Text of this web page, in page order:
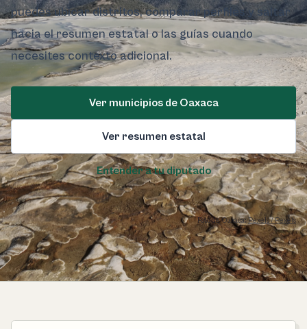
puedes ubicar distritos, comparar perfiles y saltar
hacia el resumen estatal o las guías cuando
necesites contexto adicional.
Ver municipios de Oaxaca
Ver resumen estatal
Entender a tu diputado
Foto de Oaxaca:Pexels / Pexels